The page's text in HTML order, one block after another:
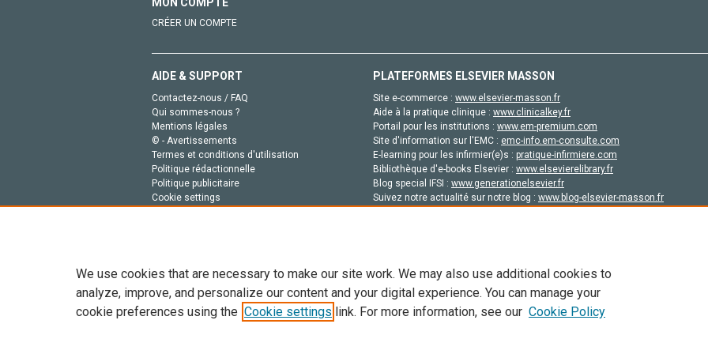
CRÉER UN COMPTE
AIDE & SUPPORT
Contactez-nous / FAQ
Qui sommes-nous ?
Mentions légales
© - Avertissements
Termes et conditions d'utilisation
Politique rédactionnelle
Politique publicitaire
Cookie settings
PLATEFORMES ELSEVIER MASSON
Site e-commerce : www.elsevier-masson.fr
Aide à la pratique clinique : www.clinicalkey.fr
Portail pour les institutions : www.em-premium.com
Site d'information sur l'EMC : emc-info.em-consulte.com
E-learning pour les infirmier(e)s : pratique-infirmiere.com
Bibliothèque d'e-books Elsevier : www.elsevierelibrary.fr
Blog special IFSI : www.generationelsevier.fr
Suivez notre actualité sur notre blog : www.blog-elsevier-masson.fr
Tout le contenu de ce site: Copyright © 2026 Elsevier, ses concédants de licence et ses contributeurs. Tout les droits sont réservés,
de données, a la formation en IA et aux technologies similaires. Pour tout contenu en libre accès, les conditions de licence
We use cookies that are necessary to make our site work. We may also use additional cookies to
analyze, improve, and personalize our content and your digital experience. You can manage your
cookie preferences using the Cookie settings link. For more information, see our Cookie Policy